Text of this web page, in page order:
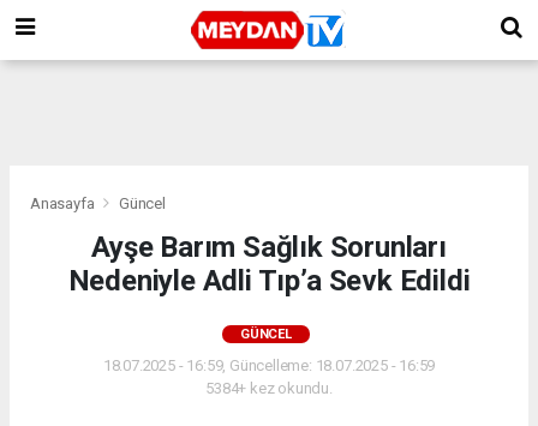
Anasayfa Güncel
Ayşe Barım Sağlık Sorunları
Nedeniyle Adli Tıp’a Sevk Edildi
GÜNCEL
18.07.2025 - 16:59, Güncelleme: 18.07.2025 - 16:59
5384+ kez okundu.